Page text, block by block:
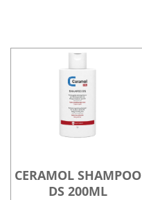
CERAMOL SHAMPOO
DS 200ML